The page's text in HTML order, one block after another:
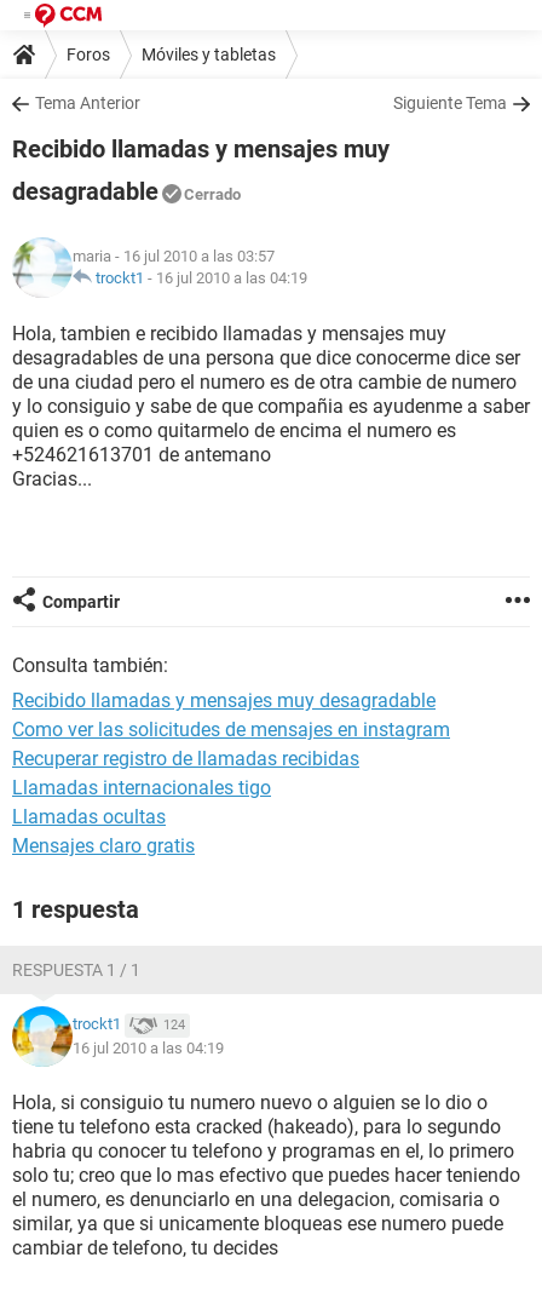
Foros Móviles y tabletas
Tema Anterior Siguiente Tema
Recibido llamadas y mensajes muy
desagradable
Cerrado
maria - 16 jul 2010 a las 03:57
trockt1 - 16 jul 2010 a las 04:19
Hola, tambien e recibido llamadas y mensajes muy
desagradables de una persona que dice conocerme dice ser
de una ciudad pero el numero es de otra cambie de numero
y lo consiguio y sabe de que compañia es ayudenme a saber
quien es o como quitarmelo de encima el numero es
+524621613701 de antemano
Gracias...
Compartir
Consulta también:
Recibido llamadas y mensajes muy desagradable
Como ver las solicitudes de mensajes en instagram
Recuperar registro de llamadas recibidas
Llamadas internacionales tigo
Llamadas ocultas
Mensajes claro gratis
1 respuesta
RESPUESTA 1 / 1
trockt1 124
16 jul 2010 a las 04:19
Hola, si consiguio tu numero nuevo o alguien se lo dio o
tiene tu telefono esta cracked (hakeado), para lo segundo
habria qu conocer tu telefono y programas en el, lo primero
solo tu; creo que lo mas efectivo que puedes hacer teniendo
el numero, es denunciarlo en una delegacion, comisaria o
similar, ya que si unicamente bloqueas ese numero puede
cambiar de telefono, tu decides